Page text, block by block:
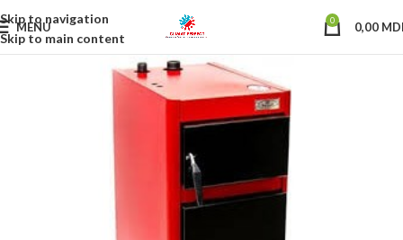
Skip to navigation
Skip to main content
MENU 0 0,00